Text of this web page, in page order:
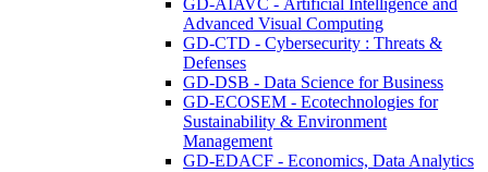
GD-AIAVC - Artificial Intelligence and
Advanced Visual Computing
GD-CTD - Cybersecurity : Threats &
Defenses
GD-DSB - Data Science for Business
GD-ECOSEM - Ecotechnologies for
Sustainability & Environment
Management
GD-EDACF - Economics, Data Analytics